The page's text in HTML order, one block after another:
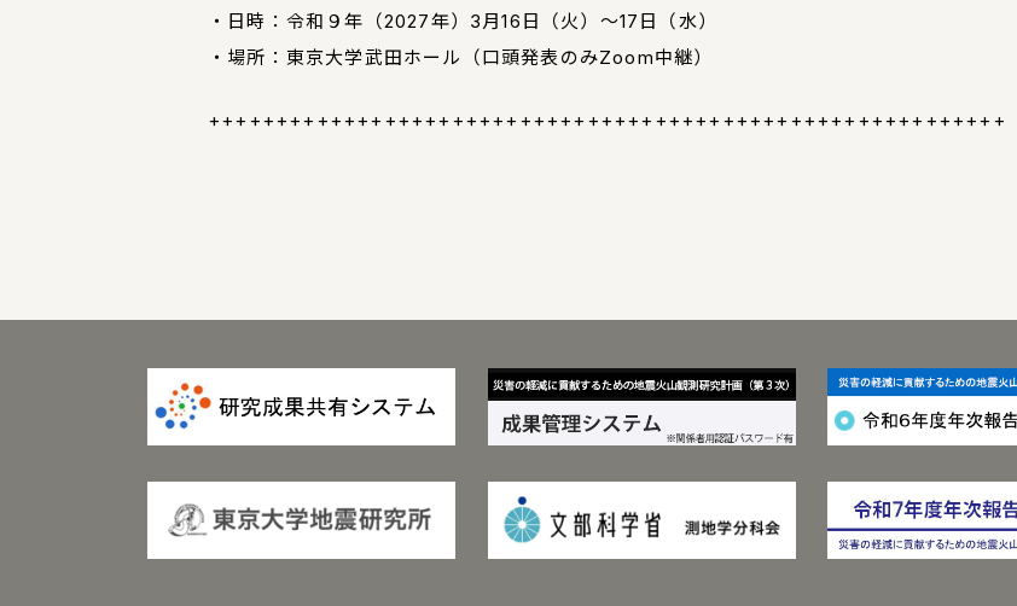
・日時：令和９年（2027年）3月16日（火）～17日（水）
・場所：東京大学武田ホール（口頭発表のみZoom中継）
+++++++++++++++++++++++++++++++++++++++++++++++++++++++++++